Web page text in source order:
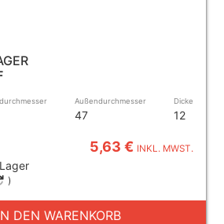
Außendurchmesser
47
Dicke
12
5,63 € INKL. MWST.
)
DEN WARENKORB